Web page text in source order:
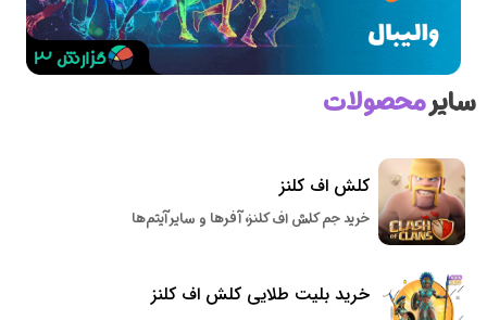
سایرمحصولات
کلش اف کلنز
خرید جم کلش اف کلنز، آفرها و سایر آیتم‌ها
خرید بلیت طلایی کلش اف کلنز